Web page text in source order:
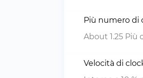
Più numero di
About 1.25 Più
Velocità di